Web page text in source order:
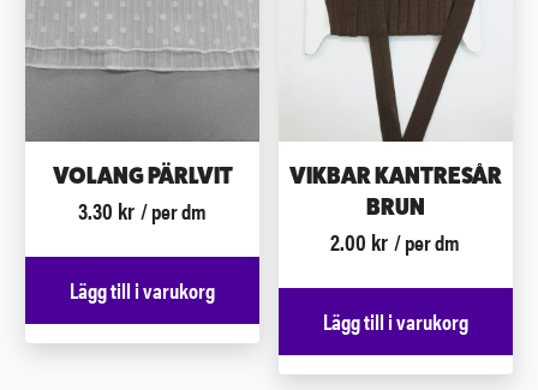
VOLANG PÄRLVIT
3.30 kr / per dm
Lägg till i varukorg
VIKBAR KANTRESÅR
BRUN
2.00 kr / per dm
Lägg till i varukorg